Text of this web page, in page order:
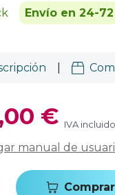
Envío en 24-
€ IVA incluido
manual de
Comprar